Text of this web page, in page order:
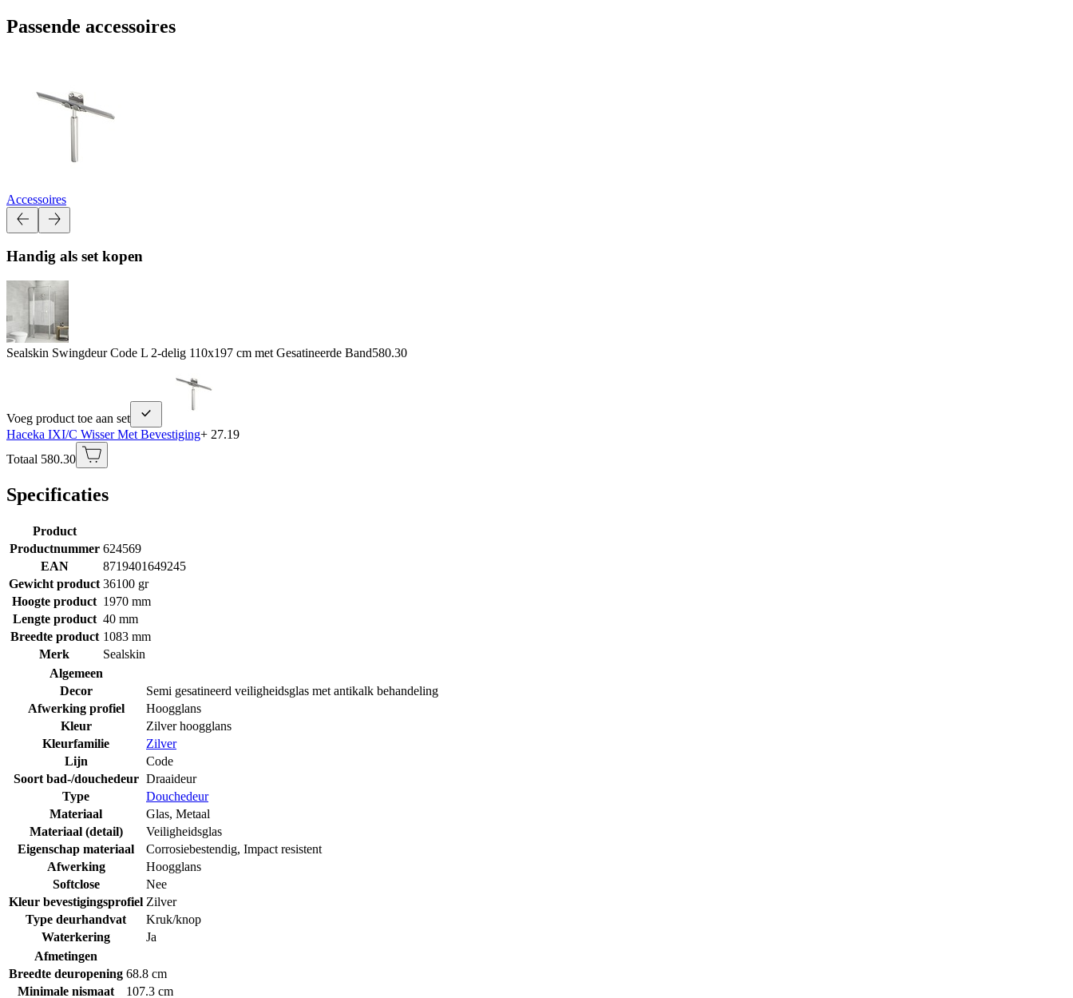
Passende accessoires
Accessoires
Handig als set kopen
Sealskin Swingdeur Code L 2-delig 110x197 cm met Gesatineerde Band580.30
Voeg product toe aan set
Haceka IXI/C Wisser Met Bevestiging+ 27.19
Totaal 580.30
Specificaties
Product
Productnummer 624569
EAN
8719401649245
Gewicht product 36100 gr
Hoogte product 1970 mm
Lengte product 40 mm
Breedte product 1083 mm
Merk
Sealskin
Algemeen
Decor
Semi gesatineerd veiligheidsglas met antikalk behandeling
Afwerking profiel
Hoogglans
Kleur
Zilver hoogglans
Kleurfamilie
Zilver
Lijn
Code
Soort bad-/douchedeur Draaideur
Type
Douchedeur
Materiaal
Glas, Metaal
Materiaal (detail)
Veiligheidsglas
Eigenschap materiaal
Corrosiebestendig, Impact resistent
Afwerking
Hoogglans
Softclose
Nee
Kleur bevestigingsprofiel Zilver
Type deurhandvat
Kruk/knop
Waterkering
Ja
Afmetingen
Breedte deuropening 68.8 cm
Minimale nismaat
107.3 cm